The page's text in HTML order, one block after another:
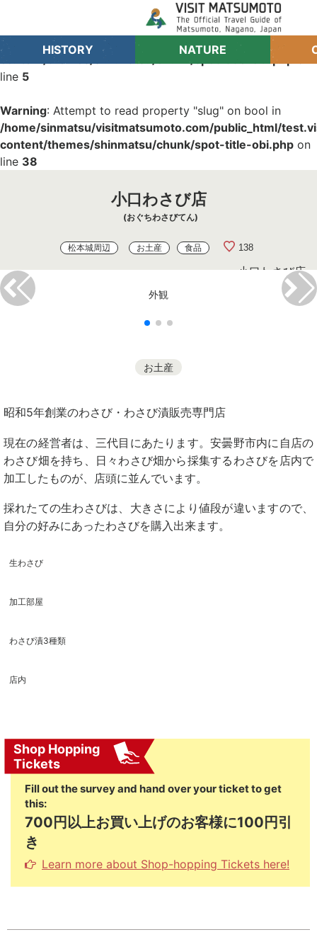
HISTORY NATURE
: Undefined array key "genre" in
/home/sinmatsu/visitmatsumoto.com/public_html/
content/themes/shinmatsu/chunk/spot-title-obi.php
line 5
Warning: Attempt to read property "slug" on bool in
/home/sinmatsu/visitmatsumoto.com/public_html/
content/themes/shinmatsu/chunk/spot-title-obi.php on
line 38
小口わさび店
おぐちわさびてん
松本城周辺 お土産 食品
小口わさび店
138
外観
お土産
昭和5年創業のわさび・わさび漬販売専門店
現在の経営者は、三代目にあたります。安曇野市内に自店の
わさび畑を持ち、日々わさび畑から採集するわさびを店内で
加工したものが、店頭に並んでいます。
採れたての生わさびは、大きさにより値段が違いますので、
自分の好みにあったわさびを購入出来ます。
生わさび
加工部屋
わさび漬3種類
店内
Shop Hopping
Tickets
Fill out the survey and hand over your ticket to get
this:
700円以上お買い上げのお客様に100円引
き
Learn more about Shop-hopping Tickets here!